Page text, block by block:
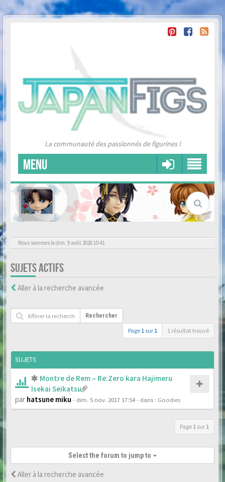
La communauté des passionnés de figurines !
MENU
Nous sommes le dim. 9 août 2026 10:41
SUJETS ACTIFS
Aller à la recherche avancée
Rechercher
Page 1 sur 1 1 résultat trouvé
SUJETS
Montre de Rem – Re:Zero kara Hajimeru
Isekai Seikatsu
par hatsune miku - dim. 5 nov. 2017 17:54- dans : Goodies
Page 1 sur 1
Select the forum to jump to
Aller à la recherche avancée